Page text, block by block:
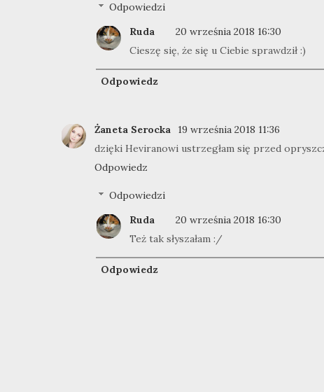
Odpowiedzi
Ruda
20 września 2018 16:30
Cieszę się, że się u Ciebie sprawdził :)
Odpowiedz
Żaneta Serocka
19 września 2018 11:36
dzięki Heviranowi ustrzegłam się przed
Odpowiedz
Odpowiedzi
Ruda
20 września 2018 16:30
Też tak słyszałam :/
Odpowiedz